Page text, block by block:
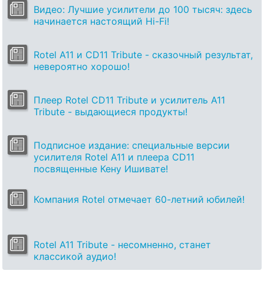
Видео: Лучшие усилители до 100 тысяч: здесь
начинается настоящий Hi-Fi!
Rotel A11 и CD11 Tribute - сказочный результат,
невероятно хорошо!
Плеер Rotel CD11 Tribute и усилитель A11
Tribute - выдающиеся продукты!
Подписное издание: специальные версии
усилителя Rotel A11 и плеера CD11
посвященные Кену Ишивате!
Компания Rotel отмечает 60-летний юбилей!
Rotel A11 Tribute - несомненно, станет
классикой аудио!